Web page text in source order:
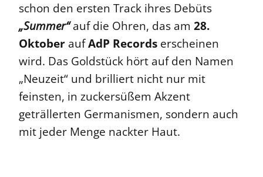
schon den ersten Track ihres Debüts
„Summer“auf die Ohren, das am 28.
Oktober aufAdP Records erscheinen
wird. Das Goldstück hört auf den Namen
„Neuzeit“ und brilliert nicht nur mit
feinsten, in zuckersüßem Akzent
geträllerten Germanismen, sondern auch
mit jeder Menge nackter Haut.